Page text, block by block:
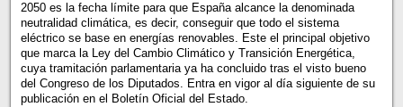
2050 es la fecha límite para que España alcance la denominada
neutralidad climática, es decir, conseguir que todo el sistema
eléctrico se base en energías renovables. Este el principal objetivo
que marca la Ley del Cambio Climático y Transición Energética,
cuya tramitación parlamentaria ya ha concluido tras el visto bueno
del Congreso de los Diputados. Entra en vigor al día siguiente de su
publicación en el Boletín Oficial del Estado.